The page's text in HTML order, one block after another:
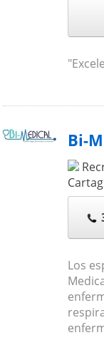
Bi-
Los